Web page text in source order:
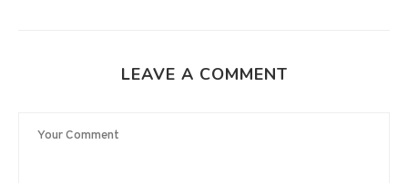
LEAVE A COMMENT